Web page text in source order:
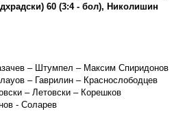
60 (3:4 - бол), Николишин
– Штумпел – Максим Спиридонов
– Гаврилин – Краснослободцев
– Летовски – Корешков
- Соларев